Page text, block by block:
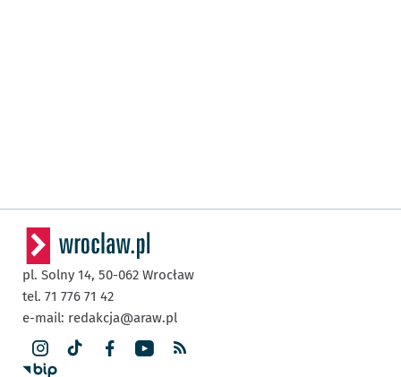
pl. Solny 14, 50-062 Wrocław
tel. 71 776 71 42
e-mail: redakcja@araw.pl